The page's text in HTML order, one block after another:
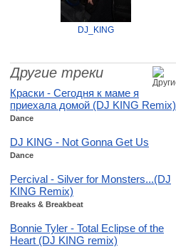
DJ_KING
Другие треки
Краски - Сегодня к маме я
приехала домой (DJ KING Remix)
Dance
DJ KING - Not Gonna Get Us
Dance
Percival - Silver for Monsters...(DJ
KING Remix)
Breaks & Breakbeat
Bonnie Tyler - Total Eclipse of the
Heart (DJ KING remix)